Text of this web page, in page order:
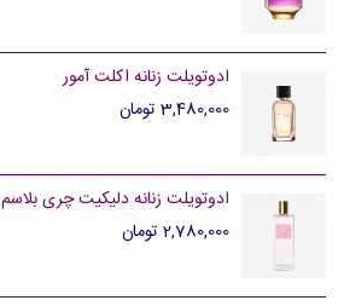
ادوتویلت زنانه اکلت آمور
3,480,000 تومان
ادوتویلت زنانه دلیکیت چری بلاسم
2,780,000 تومان